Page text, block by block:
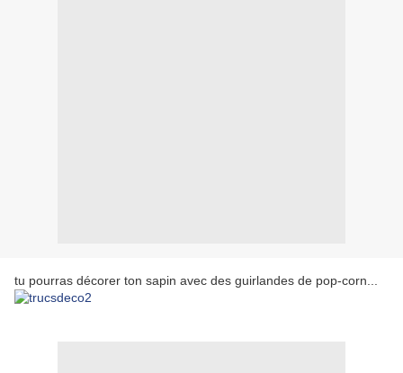
tu pourras décorer ton sapin avec des guirlandes de pop-corn...